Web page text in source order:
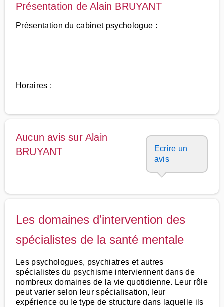
Présentation de Alain BRUYANT
Présentation du cabinet psychologue :
Horaires :
Aucun avis sur Alain
BRUYANT
Ecrire un
avis
Les domaines d’intervention des
spécialistes de la santé mentale
Les psychologues, psychiatres et autres
spécialistes du psychisme interviennent dans de
nombreux domaines de la vie quotidienne. Leur rôle
peut varier selon leur spécialisation, leur
expérience ou le type de structure dans laquelle ils